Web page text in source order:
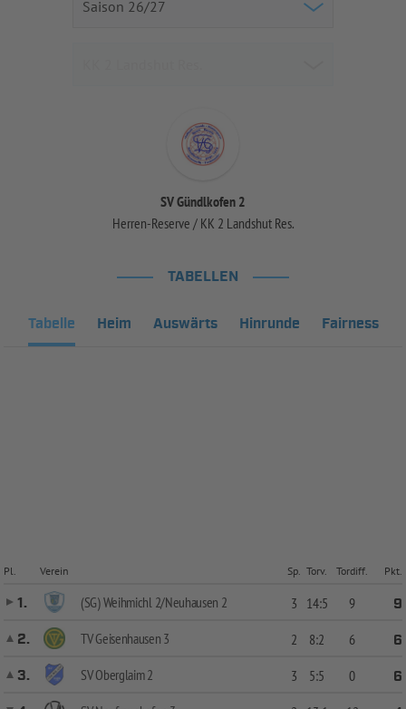
SV Gündlkofen 2
Herren-Reserve / KK 2 Landshut Res.
TABELLEN
Tabelle Heim Auswärts Hinrunde Fairness
Pl. Verein Sp. Torv. Tordiff. Pkt.
1. (SG) Weihmichl 2/Neuhausen 2 3 14:5 9
9
2.
TV Geisenhausen 3 2 8:2 6
6
3.
SV Oberglaim 2 3 5:5 0
6